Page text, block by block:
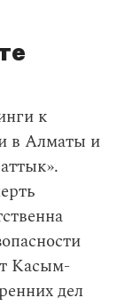
к
в Алматы и
Касым-
дел